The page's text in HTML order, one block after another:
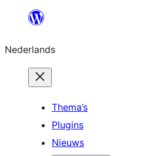
de
inhoud
Nederlands
Thema’s
Plugins
Nieuws